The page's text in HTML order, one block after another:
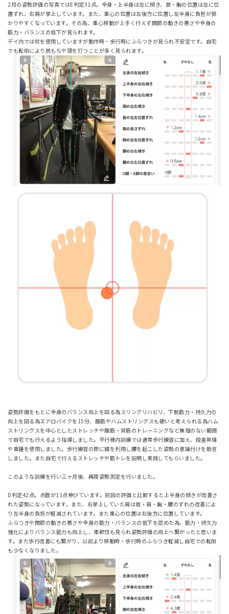
2月の姿勢評価の写真ではE判定31点。全身・上半身は左に傾き、首・胸の位置は左に位
置ずれ、右肩が挙上しています。また、重心の位置は左後方に位置し左半身に負担が掛
かりやすくなっています。その為、重心移動が上手く行えず関節の動きの悪さや全身の
筋力・バランスの低下が見られます。
デイ内では杖を使用していますが動作時・歩行時にふらつきが見られ不安定です。自宅
でも転倒により尻もちや頭を打つことが多く見られます。
姿勢評価をもとに全身のバランス向上を図る為スリングリハビリ、下肢筋力・持久力の
向上を図る為エアロバイクを15分、腹筋やハムストリングスも硬いと考えられる為ハム
ストリングスを中心としたストレッチや腹筋・背筋のトレーニングなど無理のない範囲
で自宅でも行えるよう指導しました。平行棒内訓練では通常歩行練習に加え、段差昇降
や重錘を使用しました。歩行練習の際に鏡を利用し腰を起こした姿勢の意識付けを助言
しました。また自宅で行えるストレッチや筋トレを説明し実践してもらいました。
このような訓練を行い三ヶ月後、再度姿勢測定を行いました。
D判定42点。点数が11点伸びています。前回の評価と比較すると上半身の傾きが改善さ
れた姿勢になっています。また、右挙上していた肩は首・肩・胸・腰のずれの改善によ
り左半身の負担が軽減されています。また重心の位置は右後方に位置しています。
ふらつきや関節の動きの悪さや全身の筋力・バランスの低下を認めた為、筋力・持久力
強化によりバランス能力も向上し、柔軟性も見られ姿勢評価の向上へ繋がったと思いま
す。また歩行改善にも繋がり、以前より移動時・歩行時のふらつき軽減し自宅での転倒
も少なくなりました。